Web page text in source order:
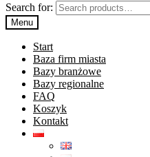
Search for:
Menu
Start
Baza firm miasta
Bazy branżowe
Bazy regionalne
FAQ
Koszyk
Kontakt